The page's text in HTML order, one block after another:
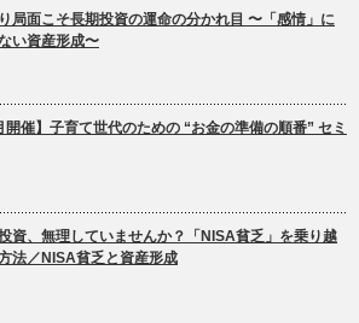
局面こそ長期投資の運命の分かれ目 〜「感情」に
い資産形成〜
開催】子育て世代のための “お金の準備の順番” セミ
資、無理していませんか？「NISA貧乏」を乗り越
法／NISA貧乏と資産形成